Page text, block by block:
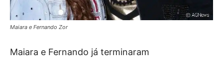
Maiara e Fernando Zor
Maiara e Fernando já terminaram